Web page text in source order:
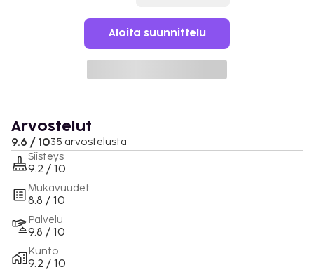
Aloita suunnittelu
Arvostelut
9.6 / 1035 arvostelusta
Siisteys
9.2 / 10
Mukavuudet
8.8 / 10
Palvelu
9.8 / 10
Kunto
9.2 / 10